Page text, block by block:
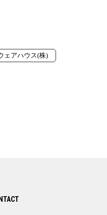
ェアハウス(株)